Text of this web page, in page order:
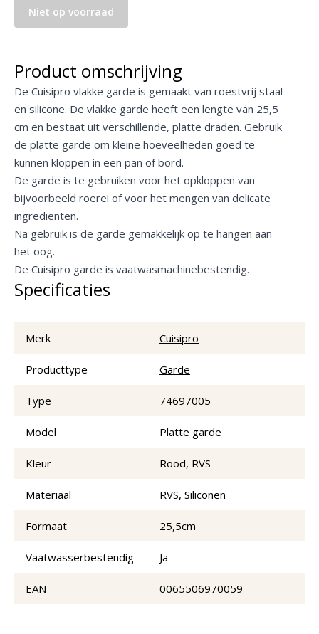
Niet op voorraad
Product omschrijving
De Cuisipro vlakke garde is gemaakt van roestvrij staal
en silicone. De vlakke garde heeft een lengte van 25,5
cm en bestaat uit verschillende, platte draden. Gebruik
de platte garde om kleine hoeveelheden goed te
kunnen kloppen in een pan of bord.
De garde is te gebruiken voor het opkloppen van
bijvoorbeeld roerei of voor het mengen van delicate
ingrediënten.
Na gebruik is de garde gemakkelijk op te hangen aan
het oog.
De Cuisipro garde is vaatwasmachinebestendig.
Specificaties
Merk Cuisipro
Producttype Garde
Type 74697005
Model Platte garde
Kleur Rood, RVS
Materiaal RVS, Siliconen
Formaat 25,5cm
Vaatwasserbestendig Ja
EAN 0065506970059